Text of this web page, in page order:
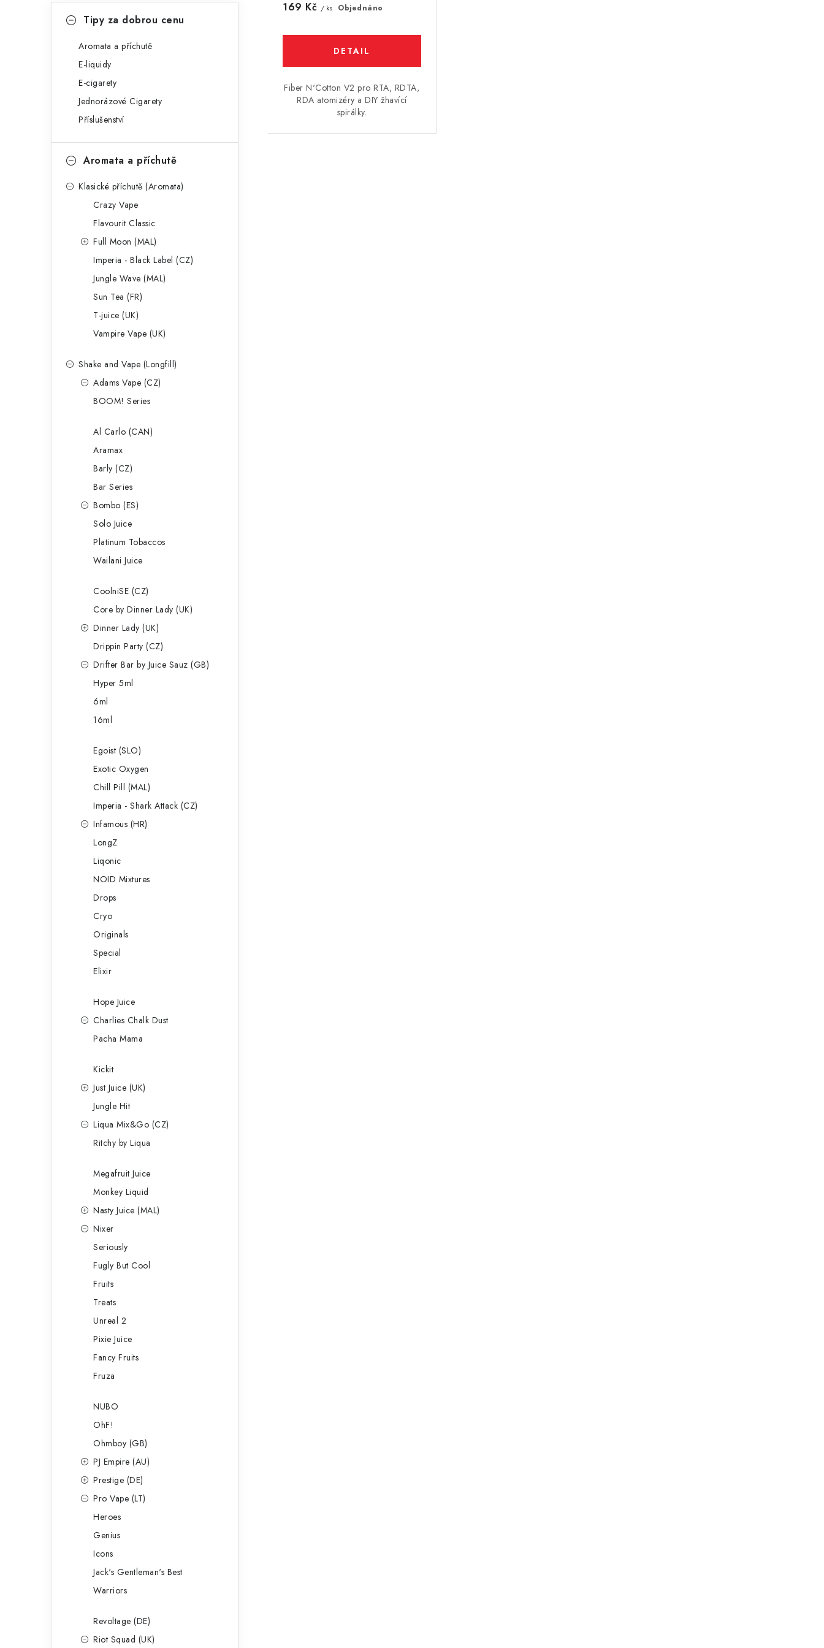
n
kategorieTipy za dobrou cenu
Aromata a příchutě
E-liquidy
E-cigarety
Jednorázové Cigarety
Příslušenství
Aromata a příchutě
Klasické příchutě (Aromata)
Crazy Vape
Flavourit Classic
Full Moon (MAL)
Imperia - Black Label (CZ)
Jungle Wave (MAL)
Sun Tea (FR)
T-juice (UK)
Vampire Vape (UK)
Shake and Vape (Longfill)
Adams Vape (CZ)
BOOM! Series
Al Carlo (CAN)
Aramax
Barly (CZ)
Bar Series
Bombo (ES)
Solo Juice
Platinum Tobaccos
Wailani Juice
CoolniSE (CZ)
Core by Dinner Lady (UK)
Dinner Lady (UK)
Drippin Party (CZ)
Drifter Bar by Juice Sauz (GB)
Hyper 5ml
6ml
16ml
Egoist (SLO)
Exotic Oxygen
Chill Pill (MAL)
Imperia - Shark Attack (CZ)
Infamous (HR)
LongZ
Liqonic
NOID Mixtures
Drops
Cryo
Originals
Special
Elixir
Hope Juice
Charlies Chalk Dust
Pacha Mama
Kickit
Just Juice (UK)
Jungle Hit
Liqua Mix&Go (CZ)
Ritchy by Liqua
Megafruit Juice
Monkey Liquid
Nasty Juice (MAL)
Nixer
Seriously
Fugly But Cool
Fruits
Treats
Unreal 2
Pixie Juice
Fancy Fruits
Fruza
NUBO
OhF!
Ohmboy (GB)
PJ Empire (AU)
Prestige (DE)
Pro Vape (LT)
Heroes
Genius
Icons
Jack's Gentleman's Best
Warriors
Revoltage (DE)
Riot Squad (UK)
u
k
ů
Objednáno
169 Kč / ks
Fiber N'Cotton V2 pro RTA, RDTA,
RDA atomizéry a DIY žhavící
spirálky.